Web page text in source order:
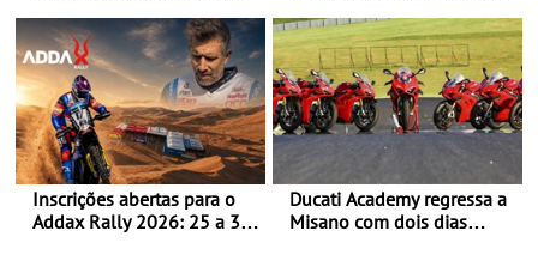
moto elétrica
de agosto
Inscrições abertas para o
Addax Rally 2026: 25 a 30
Ducati Academy regressa a
Misano com dois dias